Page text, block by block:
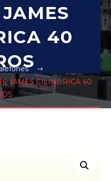
40
JAMES CILINDRICA 40